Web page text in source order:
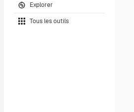
Explorer
Tous les outils